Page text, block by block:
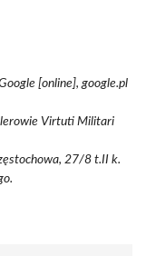
[online], google.pl
Virtuti Militari
27/8 t.II k.